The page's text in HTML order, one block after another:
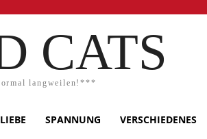
CATS
langweilen!***
LIEBE SPANNUNG VERSCHIEDENES